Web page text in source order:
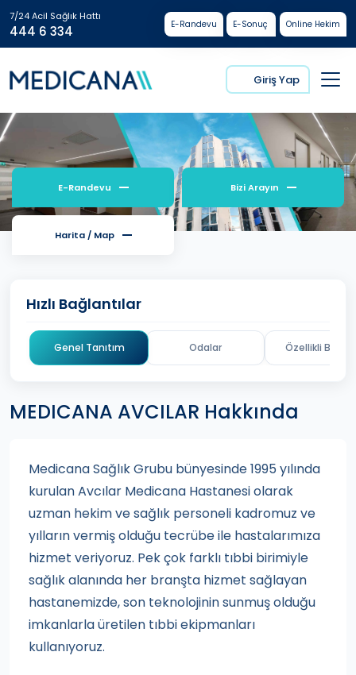
7/24 Acil Sağlık Hattı
444 6 334 E-Randevu E-Sonuç Online Hekim
Giriş Yap
E-Randevu Bizi Arayın
Harita / Map
Hızlı Bağlantılar
Genel Tanıtım Odalar Özellikli
MEDICANA AVCILAR Hakkında
Medicana Sağlık Grubu bünyesinde 1995 yılında
kurulan Avcılar Medicana Hastanesi olarak
uzman hekim ve sağlık personeli kadromuz ve
yılların vermiş olduğu tecrübe ile hastalarımıza
hizmet veriyoruz. Pek çok farklı tıbbi birimiyle
sağlık alanında her branşta hizmet sağlayan
hastanemizde, son teknolojinin sunmuş olduğu
imkanlarla üretilen tıbbi ekipmanları
kullanıyoruz.